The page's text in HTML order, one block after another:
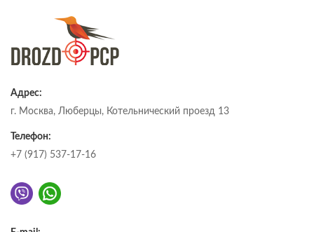
Адрес:
г. Москва, Люберцы, Котельнический проезд 13
Телефон:
+7 (917) 537-17-16